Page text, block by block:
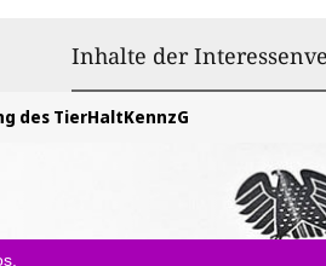
Inhalte der
des TierHaltKennzG